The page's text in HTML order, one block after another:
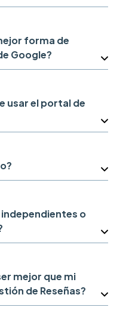
forma de
Google?
usar el portal de
o
mejor que mi
de Reseñas?